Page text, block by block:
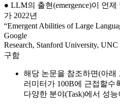
● LLM의 출현(emergence)이 언
가 2022년
“Emergent Abilities of Large
Google
Research, Stanford University,
구함
해당 논문을 참조하면(아래
러미터가 100B에 근접할수
다양한 분야(Task)에서 성